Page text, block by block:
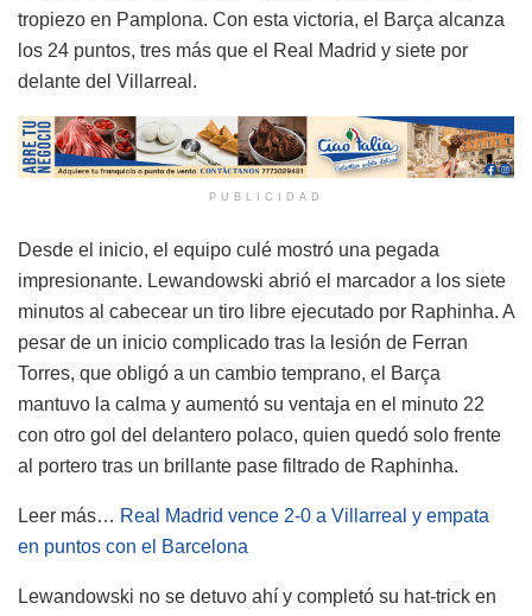
tropiezo en Pamplona. Con esta victoria, el Barça alcanza
los 24 puntos, tres más que el Real Madrid y siete por
delante del Villarreal.
PUBLICIDAD
Desde el inicio, el equipo culé mostró una pegada
impresionante. Lewandowski abrió el marcador a los siete
minutos al cabecear un tiro libre ejecutado por Raphinha. A
pesar de un inicio complicado tras la lesión de Ferran
Torres, que obligó a un cambio temprano, el Barça
mantuvo la calma y aumentó su ventaja en el minuto 22
con otro gol del delantero polaco, quien quedó solo frente
al portero tras un brillante pase filtrado de Raphinha.
Leer más… Real Madrid vence 2-0 a Villarreal y empata
en puntos con el Barcelona
Lewandowski no se detuvo ahí y completó su hat-trick en